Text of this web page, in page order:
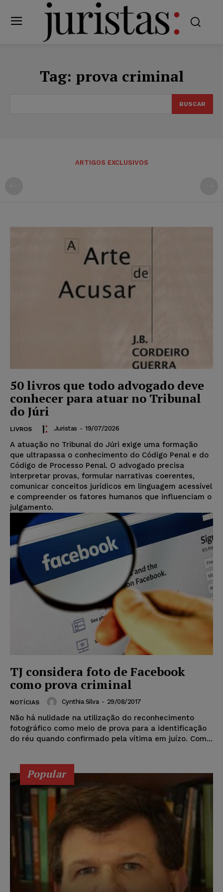
Tag: prova criminal
BUSCAR
ARTIGOS EXCLUSIVOS
50 livros que todo advogado deve
conhecer para atuar no Tribunal
do Júri
LIVROS Juristas - 19/07/2026
A atuação no Tribunal do Júri exige uma formação
que ultrapassa o conhecimento do Código Penal e do
Código de Processo Penal. O advogado precisa
interpretar provas, formular narrativas coerentes,
comunicar conceitos jurídicos em linguagem acessível
e compreender os fatores humanos que influenciam o
julgamento.
TJ considera foto de Facebook
como prova criminal
NOTÍCIAS Cynthia Silva - 29/08/2017
Não há nulidade na utilização do reconhecimento
fotográfico como meio de prova para a identificação
do réu quando confirmado pela vítima em juízo. Com...
Popular